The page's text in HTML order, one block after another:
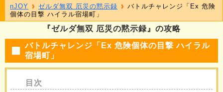
『ゼルダ無双 厄災の黙示録』の攻略
バトルチャレンジ「Ex 危険個体の目撃 ハイラル
宿場町」
nJOY ゼルダ無双 厄災の黙示録
バトルチャレンジ「Ex 危険
個体の目撃 ハイラル宿場町」